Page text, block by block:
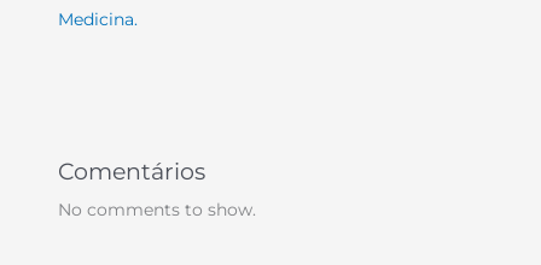
Medicina.
Comentários
No comments to show.